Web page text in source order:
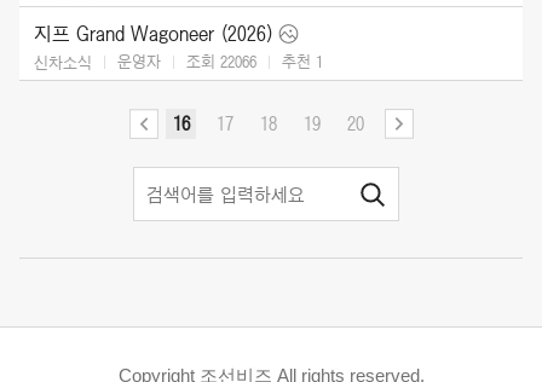
지프 Grand Wagoneer (2026)
신차소식 운영자 조회 22066 추천 1
16 17 18 19 20
Copyright 조선비즈 All rights reserved.